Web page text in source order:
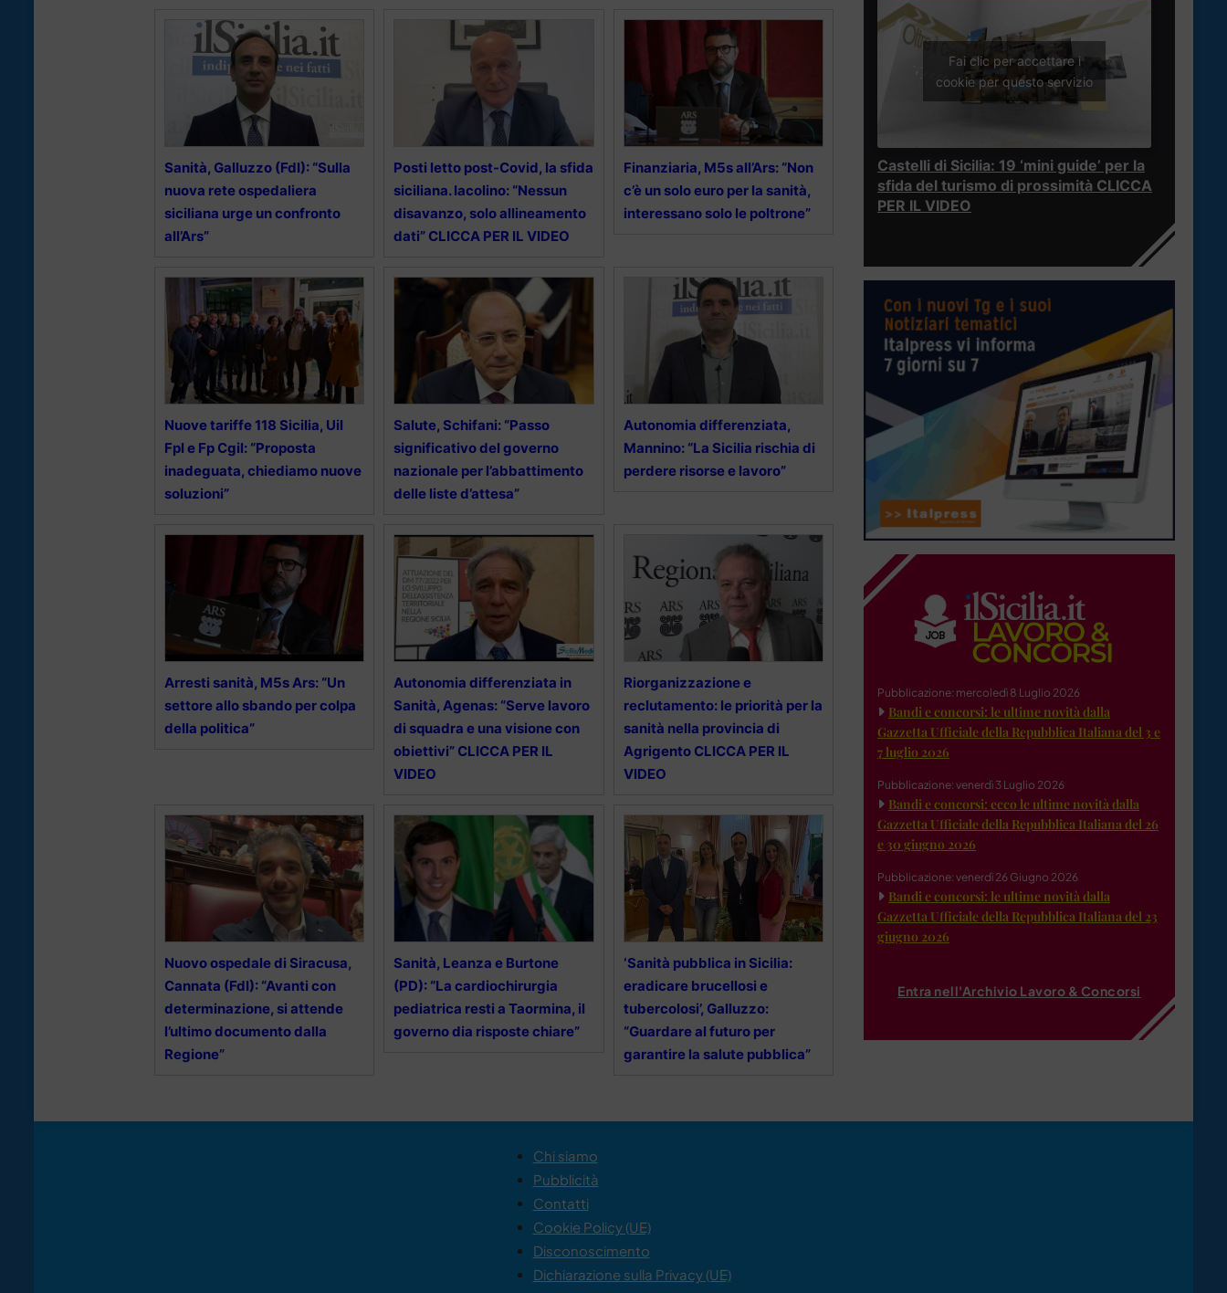
Sanità, Galluzzo (FdI): “Sulla
nuova rete ospedaliera
siciliana urge un confronto
all’Ars”
Posti letto post-Covid, la sfida
siciliana. Iacolino: “Nessun
disavanzo, solo allineamento
dati” CLICCA PER IL VIDEO
Finanziaria, M5s all’Ars: “Non
c’è un solo euro per la sanità,
interessano solo le poltrone”
Nuove tariffe 118 Sicilia, Uil
Fpl e Fp Cgil: “Proposta
inadeguata, chiediamo nuove
soluzioni”
Salute, Schifani: “Passo
significativo del governo
nazionale per l’abbattimento
delle liste d’attesa”
Autonomia differenziata,
Mannino: “La Sicilia rischia di
perdere risorse e lavoro”
Arresti sanità, M5s Ars: “Un
settore allo sbando per colpa
della politica”
Autonomia differenziata in
Sanità, Agenas: “Serve lavoro
di squadra e una visione con
obiettivi” CLICCA PER IL
VIDEO
Riorganizzazione e
reclutamento: le priorità per la
sanità nella provincia di
Agrigento CLICCA PER IL
VIDEO
Nuovo ospedale di Siracusa,
Cannata (FdI): “Avanti con
determinazione, si attende
l’ultimo documento dalla
Regione”
Sanità, Leanza e Burtone
(PD): “La cardiochirurgia
pediatrica resti a Taormina, il
governo dia risposte chiare”
‘Sanità pubblica in Sicilia:
eradicare brucellosi e
tubercolosi’, Galluzzo:
“Guardare al futuro per
garantire la salute pubblica”
Fai clic per accettare i
cookie per questo servizio
Castelli di Sicilia: 19 ‘mini guide’ per la
sfida del turismo di prossimità CLICCA
PER IL VIDEO
Pubblicazione: mercoledì 8 Luglio 2026
Bandi e concorsi: le ultime novità dalla
Gazzetta Ufficiale della Repubblica Italiana del 3 e
7 luglio 2026
Pubblicazione: venerdì 3 Luglio 2026
Bandi e concorsi: ecco le ultime novità dalla
Gazzetta Ufficiale della Repubblica Italiana del 26
e 30 giugno 2026
Pubblicazione: venerdì 26 Giugno 2026
Bandi e concorsi: le ultime novità dalla
Gazzetta Ufficiale della Repubblica Italiana del 23
giugno 2026
Entra nell'Archivio Lavoro & Concorsi
Chi siamo
Pubblicità
Contatti
Cookie Policy (UE)
Disconoscimento
Dichiarazione sulla Privacy (UE)